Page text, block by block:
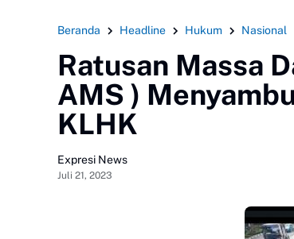
Beranda Headline Hukum Nasional
Ratusan Massa
AMS )
KLHK
Expresi News
Juli 21, 2023